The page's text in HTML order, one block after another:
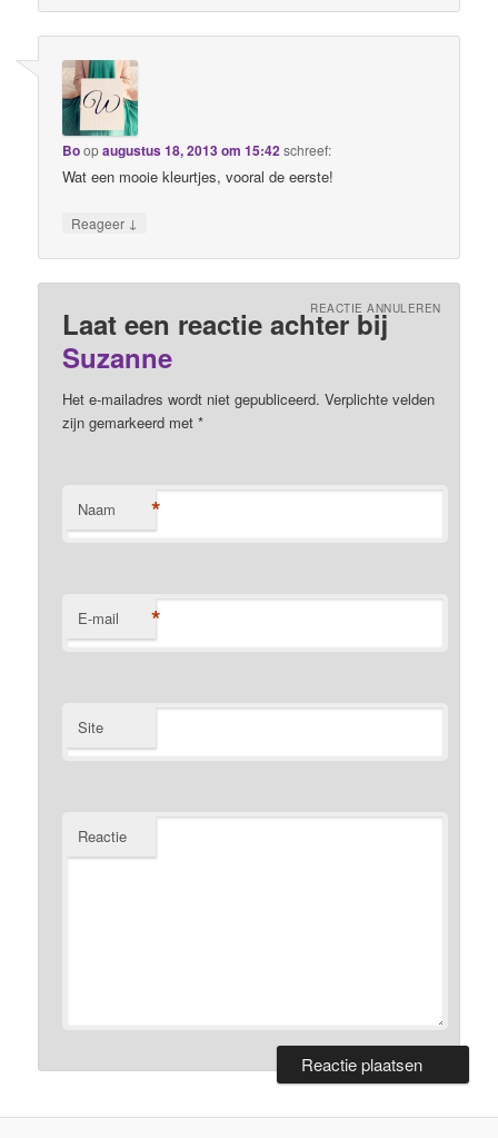
Boopaugustus 18, 2013 om 15:42schreef:
Wat een mooie kleurtjes, vooral de eerste!
Reageer ↓
Laat een reactie achter bij
Suzanne
REACTIE ANNULEREN
Het e-mailadres wordt niet gepubliceerd. Verplichte velden
zijn gemarkeerd met*
Naam *
E-mail *
Site
Reactie